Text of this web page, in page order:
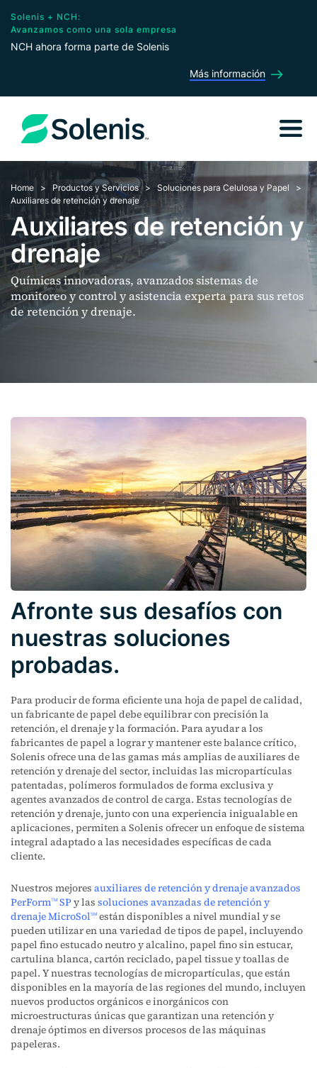
Solenis + NCH:
Avanzamos como una sola empresa
NCH ahora forma parte de Solenis
Más información
Home Productos y Servicios
Soluciones para Celulosa y Papel
Auxiliares de retención y drenaje
Auxiliares de retención y
drenaje
Químicas innovadoras, avanzados sistemas de
monitoreo y control y asistencia experta para sus retos
de retención y drenaje.
Afronte sus desafíos con
nuestras soluciones
probadas.
Para producir de forma eficiente una hoja de papel de calidad,
un fabricante de papel debe equilibrar con precisión la
retención, el drenaje y la formación. Para ayudar a los
fabricantes de papel a lograr y mantener este balance crítico,
Solenis ofrece una de las gamas más amplias de auxiliares de
retención y drenaje del sector, incluidas las micropartículas
patentadas, polímeros formulados de forma exclusiva y
agentes avanzados de control de carga. Estas tecnologías de
retención y drenaje, junto con una experiencia inigualable en
aplicaciones, permiten a Solenis ofrecer un enfoque de sistema
integral adaptado a las necesidades específicas de cada
cliente.
Nuestros mejores auxiliares de retención y drenaje avanzados
PerForm TM SPy las soluciones avanzadas de retención y
drenaje MicroSolSM están disponibles a nivel mundial y se
pueden utilizar en una variedad de tipos de papel, incluyendo
papel fino estucado neutro y alcalino, papel fino sin estucar,
cartulina blanca, cartón reciclado, papel tissue y toallas de
papel. Y nuestras tecnologías de micropartículas, que están
disponibles en la mayoría de las regiones del mundo, incluyen
nuevos productos orgánicos e inorgánicos con
microestructuras únicas que garantizan una retención y
drenaje óptimos en diversos procesos de las máquinas
papeleras.